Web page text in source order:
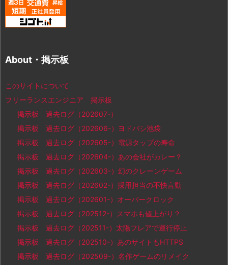
About・掲示板
このサイトについて
フリーランスエンジニア 掲示板
掲示板 過去ログ（202607-）
掲示板 過去ログ（202606-）ヨドバシ池袋
掲示板 過去ログ（202605-）電源タップの寿命
掲示板 過去ログ（202604-）あの会社がカレー？
掲示板 過去ログ（202603-）幻のクレーンゲーム
掲示板 過去ログ（202602-）採用担当の不快言動
掲示板 過去ログ（202601-）オーバークロック
掲示板 過去ログ（202512-）スマホも値上がり？
掲示板 過去ログ（202511-）太陽フレアで運行停止
掲示板 過去ログ（202510-）あのサイトもHTTPS
掲示板 過去ログ（202509-）名作ゲームのリメイク